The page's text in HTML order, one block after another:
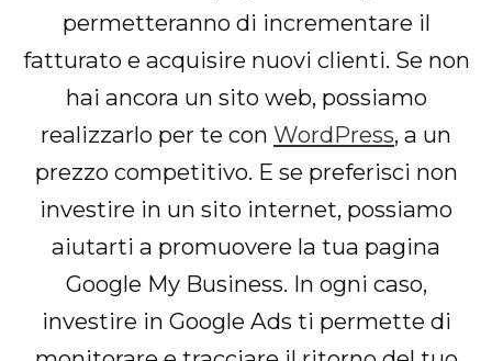
permetteranno di incrementare il
fatturato e acquisire nuovi clienti. Se non
hai ancora un sito web, possiamo
realizzarlo per te con WordPress, a un
prezzo competitivo. E se preferisci non
investire in un sito internet, possiamo
aiutarti a promuovere la tua pagina
Google My Business. In ogni caso,
investire in Google Ads ti permette di